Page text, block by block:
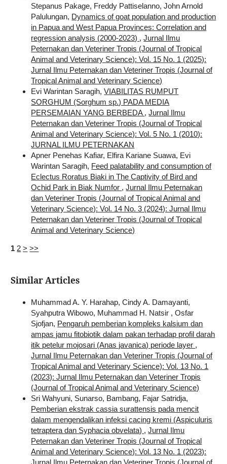
Stepanus Pakage, Freddy Pattiselanno, John Arnold
Palulungan, Dynamics of goat population and production
in Papua and West Papua Provinces: Correlation and
regression analysis (2000-2023) ,Jurnal Ilmu
Peternakan dan Veteriner Tropis (Journal of Tropical
Animal and Veterinary Science): Vol. 15 No. 1 (2025):
Jurnal Ilmu Peternakan dan Veteriner Tropis (Journal of
Tropical Animal and Veterinary Science)
Evi Warintan Saragih,VIABILITAS RUMPUT
SORGHUM (Sorghum sp.) PADA MEDIA
PERSEMAIAN YANG BERBEDA ,Jurnal Ilmu
Peternakan dan Veteriner Tropis (Journal of Tropical
Animal and Veterinary Science): Vol. 5 No. 1 (2010):
JURNAL ILMU PETERNAKAN
Apner Penehas Kafiar, Elfira Kariane Suawa, Evi
Warintan Saragih, Feed palatability and consumption of
Eclectus Roratus Biaki in The Captivity of Bird and
Ochid Park in Biak Numfor ,Jurnal Ilmu Peternakan
dan Veteriner Tropis (Journal of Tropical Animal and
Veterinary Science): Vol. 14 No. 3 (2024): Jurnal Ilmu
Peternakan dan Veteriner Tropis (Journal of Tropical
Animal and Veterinary Science)
1 2 > >>
Similar Articles
Muhammad A. Y. Harahap, Cindy A. Damayanti,
Syahputra Wibowo, Muhammad H. Natsir , Osfar
Sjofjan, Pengaruh pemberian kompleks kalsium dan
ampas jamu fitobiotik dalam pakan terhadap profil darah
itik petelur mojosari (Anas javanica) periode layer ,
Jurnal Ilmu Peternakan dan Veteriner Tropis (Journal of
Tropical Animal and Veterinary Science): Vol. 13 No. 1
(2023): Jurnal Ilmu Peternakan dan Veteriner Tropis
(Journal of Tropical Animal and Veterinary Science)
Sri Wahyuni, Sunarso, Bambang, Fajar Satridja,
Pemberian ekstrak cassia surattensis pada mencit
dalam mengendalikan infeksi cacing kremi (Aspiculuris
tetraptera dan Syphacia obvelata) ,Jurnal Ilmu
Peternakan dan Veteriner Tropis (Journal of Tropical
Animal and Veterinary Science): Vol. 13 No. 1 (2023):
Jurnal Ilmu Peternakan dan Veteriner Tropis (Journal of